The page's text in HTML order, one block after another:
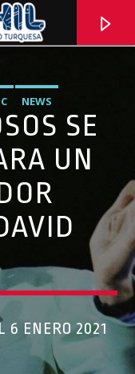
MAYA
NEWS
SE
UN
6 ENERO 2021